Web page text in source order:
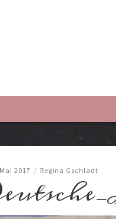
2017 / Regina Gschladt